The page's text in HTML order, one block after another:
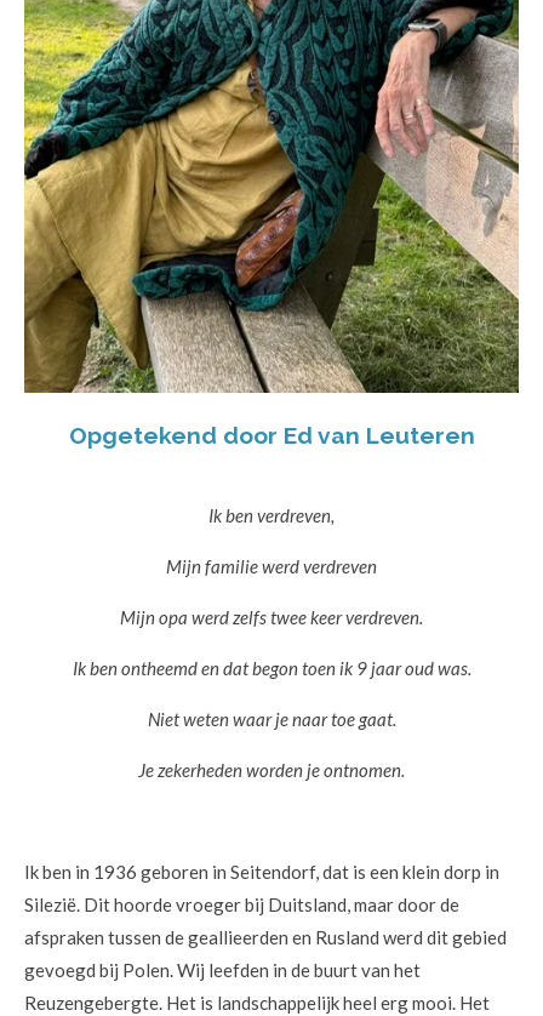
Opgetekend door Ed van Leuteren
Ik ben verdreven,
Mijn familie werd verdreven
Mijn opa werd zelfs twee keer verdreven.
Ik ben ontheemd en dat begon toen ik 9 jaar oud was.
Niet weten waar je naar toe gaat.
Je zekerheden worden je ontnomen.
Ik ben in 1936 geboren in Seitendorf, dat is een klein dorp in
Silezië. Dit hoorde vroeger bij Duitsland, maar door de
afspraken tussen de geallieerden en Rusland werd dit gebied
gevoegd bij Polen. Wij leefden in de buurt van het
Reuzengebergte. Het is landschappelijk heel erg mooi. Het